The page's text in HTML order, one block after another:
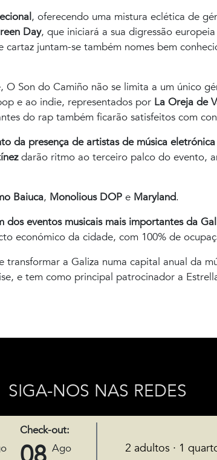
, oferecendo uma mistura eclética de
Day, que iniciará a sua digressão
juntam-se também nomes bem
Son do Camiño não se limita a um único
e ao indie, representados por La Oreja de
do rap também ficarão satisfeitos com
da presença de artistas de música eletrónica
darão ritmo ao terceiro palco do evento,
Baiuca, Monolious DOP e Maryland.
eventos musicais mais importantes da
económico da cidade, com 100% de
transformar a Galiza numa capital anual da
e tem como principal patrocinador a
Check-out:
Ago 2 adultos · 1
SIGA-NOS NAS REDES